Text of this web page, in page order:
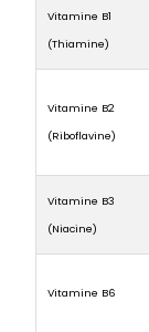
Vitamine B1
(Thiamine)
Vitamine B2
(Riboflavine)
Vitamine B3
(Niacine)
Vitamine B6